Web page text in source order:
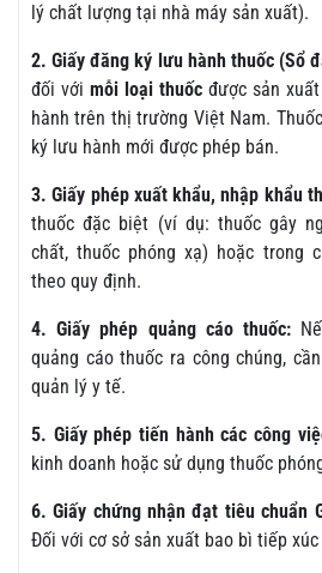
lý chất lượng tại nhà máy sản xuất).
2. Giấy đăng ký lưu hành thuốc (Sổ
đối với mỗi loại thuốc được sản
hành trên thị trường Việt Nam.
ký lưu hành mới được phép bán.
3. Giấy phép xuất khẩu, nhập khẩu
thuốc đặc biệt (ví dụ: thuốc gây
chất, thuốc phóng xạ) hoặc trong
theo quy định.
4. Giấy phép quảng cáo thuốc:
quảng cáo thuốc ra công chúng,
quản lý y tế.
5. Giấy phép tiến hành các công
kinh doanh hoặc sử dụng thuốc
6. Giấy chứng nhận đạt tiêu chuẩn
Đối với cơ sở sản xuất bao bì tiếp